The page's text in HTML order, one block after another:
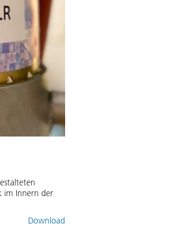
im Innern der
Download